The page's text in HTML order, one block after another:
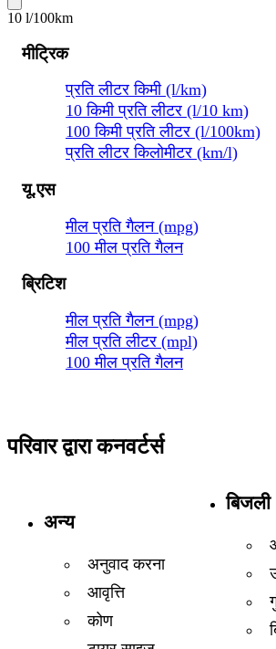
10 l/100km
मीट्रिक
प्रति लीटर किमी (l/km)
10 किमी प्रति लीटर (l/10 km)
100 किमी प्रति लीटर (l/100km)
प्रति लीटर किलोमीटर (km/l)
यू.एस
मील प्रति गैलन (mpg)
100 मील प्रति गैलन
ब्रिटिश
मील प्रति गैलन (mpg)
मील प्रति लीटर (mpl)
100 मील प्रति गैलन
परिवार द्वारा कनवर्टर्स
अन्य
अनुवाद करना
आवृत्ति
कोण
बिजली